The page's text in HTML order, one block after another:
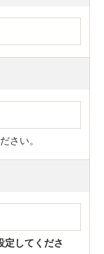
さい。
してくださ